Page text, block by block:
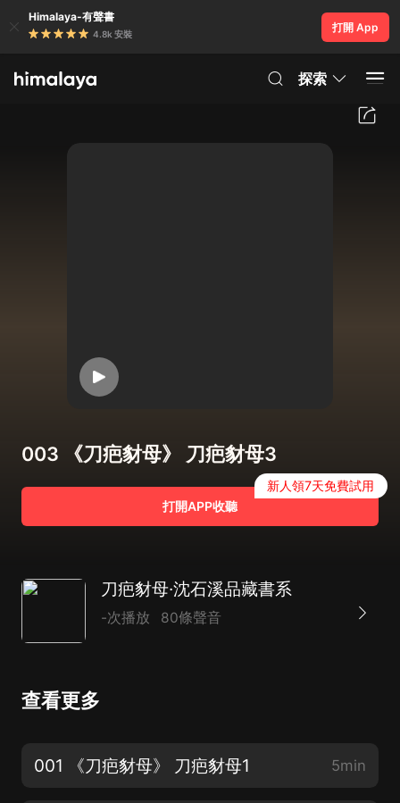
Himalaya-有聲書
4.8k 安裝
打開 App
探索
003 《刀疤豺母》 刀疤豺母3
打開APP收聽
新人領7天免費試用
刀疤豺母·沈石溪品藏書系
-次播放 80條聲音
查看更多
001 《刀疤豺母》 刀疤豺母1 5min